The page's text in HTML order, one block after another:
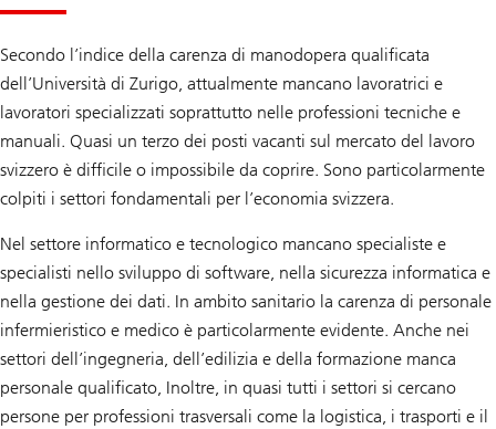
Secondo l’indice della carenza di manodopera qualificata
dell’Università di Zurigo, attualmente mancano lavoratrici e
lavoratori specializzati soprattutto nelle professioni tecniche e
manuali. Quasi un terzo dei posti vacanti sul mercato del lavoro
svizzero è difficile o impossibile da coprire. Sono particolarmente
colpiti i settori fondamentali per l’economia svizzera.
Nel settore informatico e tecnologico mancano specialiste e
specialisti nello sviluppo di software, nella sicurezza informatica e
nella gestione dei dati. In ambito sanitario la carenza di personale
infermieristico e medico è particolarmente evidente. Anche nei
settori dell’ingegneria, dell’edilizia e della formazione manca
personale qualificato, Inoltre, in quasi tutti i settori si cercano
persone per professioni trasversali come la logistica, i trasporti e il